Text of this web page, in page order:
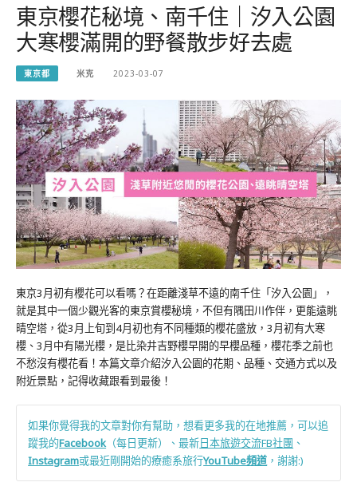
東京櫻花秘境、南千住｜汐入公園
大寒櫻滿開的野餐散步好去處
東京都 米克 2023-03-07
東京3月初有櫻花可以看嗎？在距離淺草不遠的南千住「汐入公園」，
就是其中一個少觀光客的東京賞櫻秘境，不但有隅田川作伴，更能遠眺
晴空塔，從3月上旬到4月初也有不同種類的櫻花盛放，3月初有大寒
櫻、3月中有陽光櫻，是比染井吉野櫻早開的早櫻品種，櫻花季之前也
不愁沒有櫻花看！本篇文章介紹汐入公園的花期、品種、交通方式以及
附近景點，記得收藏跟看到最後！
如果你覺得我的文章對你有幫助，想看更多我的在地推薦，可以追
蹤我的Facebook（每日更新）、最新日本旅遊交流FB社團 、
Instagram或最近剛開始的療癒系旅行YouTube頻道 ，謝謝:)